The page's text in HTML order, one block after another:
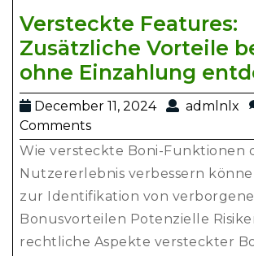
Versteckte Features:
Zusätzliche Vorteile
ohne Einzahlung
December 11, 2024
December
2024
admlnlx
Comments
Wie versteckte Boni-Funktionen
Nutzererlebnis verbessern
zur Identifikation von
Bonusvorteilen Potenzielle
rechtliche Aspekte versteckter